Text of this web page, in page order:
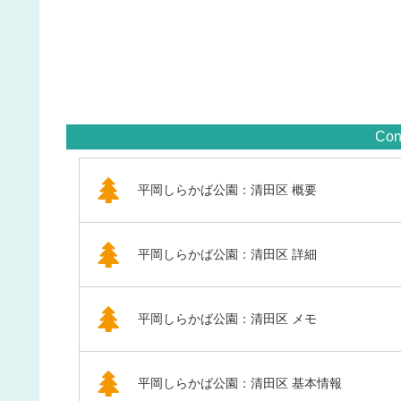
平岡しらかば公園：清田区 概要
平岡しらかば公園：清田区 詳細
平岡しらかば公園：清田区 メモ
平岡しらかば公園：清田区 基本情報